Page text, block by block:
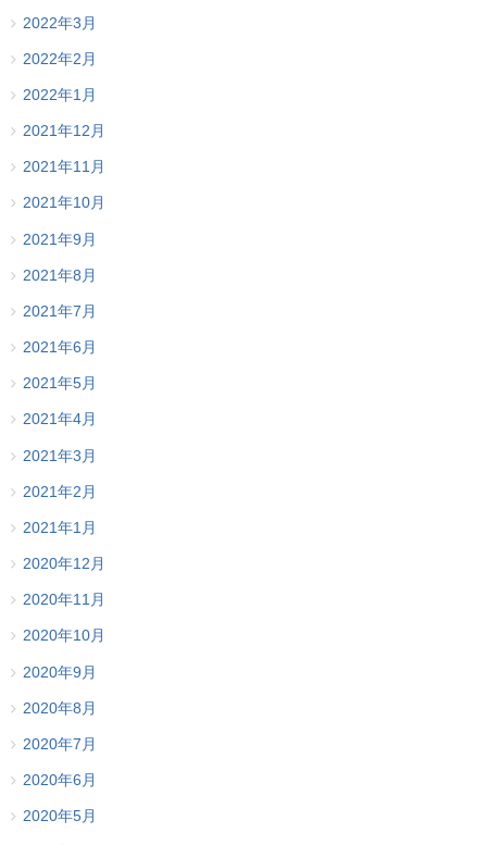
2022年3月
2022年2月
2022年1月
2021年12月
2021年11月
2021年10月
2021年9月
2021年8月
2021年7月
2021年6月
2021年5月
2021年4月
2021年3月
2021年2月
2021年1月
2020年12月
2020年11月
2020年10月
2020年9月
2020年8月
2020年7月
2020年6月
2020年5月